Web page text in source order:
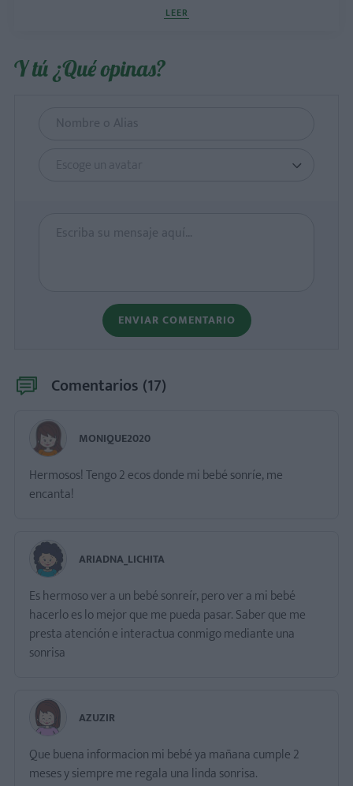
LEER
Y tú ¿Qué opinas?
Escoge un avatar
ENVIAR COMENTARIO
Comentarios (17)
MONIQUE2020
Hermosos! Tengo 2 ecos donde mi bebé sonríe, me
encanta!
ARIADNA_LICHITA
Es hermoso ver a un bebé sonreír, pero ver a mi bebé
hacerlo es lo mejor que me pueda pasar. Saber que me
presta atención e interactua conmigo mediante una
sonrisa
AZUZIR
Que buena informacion mi bebé ya mañana cumple 2
meses y siempre me regala una linda sonrisa.